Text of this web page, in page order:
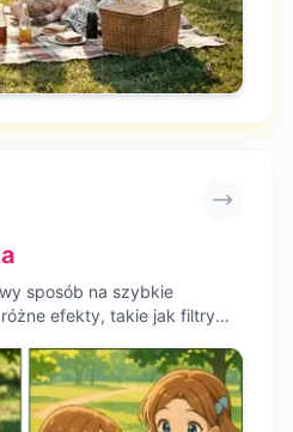
sposób na szybkie
efekty, takie jak filtry
i wyróżniaj się w